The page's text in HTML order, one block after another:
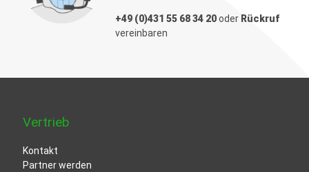
+49 (0)431 55 68 34 20oder Rückruf
vereinbaren
Vertrieb
Kontakt
Partner werden